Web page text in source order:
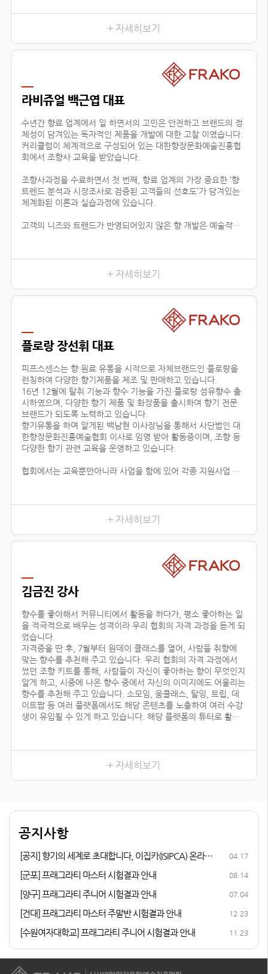
등을 생산, 판매, 수출하고 있으며, 타 브랜드 제품 기획, 컨설팅
+ 자세히보기
라비쥬얼 백근엽 대표
수년간 향료 업계에서 일 하면서의 고민은 안전하고 브랜드의 정
체성이 담겨있는 독자적인 제품을 개발에 대한 고찰 이였습니다.
커리큘럼이 체계적으로 구성되어 있는 대한향장문화예술진흥협
회에서 조향사 교육을 받았습니다.
조향사과정을 수료하면서 첫 번째, 향료 업계의 가장 중요한 ‘향
트렌드 분석과 시장조사로 검증된 고객들의 선호도’가 담겨있는
체계화된 이론과 실습과정에 있습니다.
고객의 니즈와 트랜드가 반영되어있지 않은 향 개발은 예술작품
것이 중요하다고 느껴왔습니다.
이런 부분에서 향장협회의 커리큘럼은 향료 업계에 있는 모든 향
의 타입을 체계적 분하고 습득함으로서, 제품 이해 및 분석을 위
한 이론을 잡아주며, 실질적으로 제품의 기획단계까지 연결된다
이는 공방창업, 브랜드출시, 향 관련 비즈니스 등의 분야에 더할
두 번째, 다양한 분야에서 접목이 가능한 교육입니다.
+ 자세히보기
플로랑 장선휘 대표
피프스센스는 향 원료 유통을 시작으로 자체브랜드인 플로랑을
런칭하여 다양한 향기제품을 제조 및 판매하고 있습니다.
16년 12월에 탈취 기능과 향수 기능을 가진 플로랑 섬유향수 출
시하였으며, 다양한 향기 제품 및 화장품을 출시하여 향기 전문
브랜드가 되도록 노력하고 있습니다.
향기유통을 하며 알게된 백남현 이사장님을 통해서 사단법인 대
한향장문화진흥예술협회 이사로 임명 받아 활동중이며, 조향 등
다양한 향기 관련 교육을 운영하고 있습니다.
협회에서는 교육뿐만아니라 사업을 함에 있어 각종 지원사업 공
현재 플로랑을 존재할 수 있게 해주신 백남현 이사장님과 협회원
들에게 진심으로 감사드리며, 지속적으로 함께 성장 할 수 있도록
+ 자세히보기
김금진 강사
향수를 좋아해서 커뮤니티에서 활동을 하다가, 평소 좋아하는 일
을 적극적으로 배우는 성격이라 우리 협회의 자격 과정을 듣게 되
었습니다.
자격증을 딴 후, 7월부터 원데이 클래스를 열어, 사람들 취향에
맞는 향수를 추천해 주고 있습니다. 우리 협회의 자격 과정에서
썼던 조향 키트를 통해, 사람들이 자신이 좋아하는 향이 무엇인지
알게 하고, 시중에 나온 향수 중에서 자신의 이미지에도 어울리는
향수를 추천해 주고 있습니다. 소모임, 움클래스, 탈잉, 트립, 데
이트팝 등 여러 플랫폼에서도 해당 콘텐츠를 노출하여 여러 수강
생이 유입될 수 있게 하고 있습니다. 해당 플랫폼의 튜터로 활동
향수를 취미로 즐기다가 조향 자격증 과정을 듣게 된 이유는, 내
가 좋아하는 일을 더 전문적으로 배워 보고 싶어서였습니다. 여러
어코드를 발견하는 3급, 내가 생각하는 이미지의 향을 더 잘 표현
큘럼이 마음에 들었고, 자격증 취득 후 취업 및 창업 연계 등의 든
든한 지원이 있어 자격증 과정에 참여하게 되었습니다.
+ 자세히보기
공지사항
[공지] 향기의 세계로 초대합니다, 이집카(ISIPCA) 온라인
04.17
[군포] 프래그라티 마스터 시험결과 안내 08.14
[양구] 프래그라티 주니어 시험결과 안내 07.04
[건대] 프래그라티 마스터 주말반 시험결과 안내 12.23
[수원여자대학교] 프래그라티 주니어 시험결과 안내 11.23